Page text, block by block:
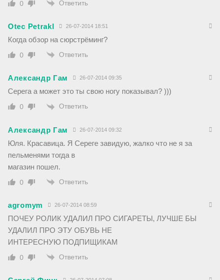
0 Ответить
Otec Petrakl 26-07-2014 18:51
Когда обзор на сюрстрёминг?
0 Ответить
Александр Гам 26-07-2014 09:35
Серега а может это ты свою ногу показывал? )))
0 Ответить
Александр Гам 26-07-2014 09:32
Юля. Красавица. Я Сереге завидую, жалко что не я за
пельменями тогда в
магазин пошел.
0 Ответить
agromym 26-07-2014 08:59
ПОЧЕУ РОЛИК УДАЛИЛ ПРО СИГАРЕТЫ, ЛУЧШЕ БЫ
УДАЛИЛ ПРО ЭТУ ОБУВЬ НЕ
ИНТЕРЕСНУЮ ПОДПИЩИКАМ
0 Ответить